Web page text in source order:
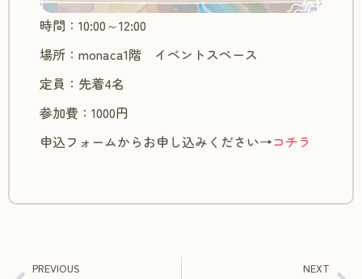
時間：10:00～12:00
場所：monaca1階 イベントスペース
定員：先着4名
参加費：1000円
申込フォームからお申し込みください→コチラ
PREVIOUS NEXT